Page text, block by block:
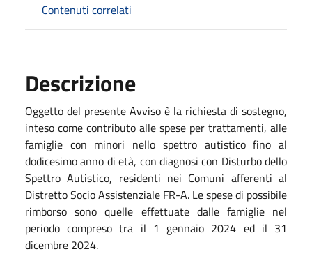
Contenuti correlati
Descrizione
Oggetto del presente Avviso è la richiesta di sostegno,
inteso come contributo alle spese per trattamenti, alle
famiglie con minori nello spettro autistico fino al
dodicesimo anno di età, con diagnosi con Disturbo dello
Spettro Autistico, residenti nei Comuni afferenti al
Distretto Socio Assistenziale FR-A. Le spese di possibile
rimborso sono quelle effettuate dalle famiglie nel
periodo compreso tra il 1 gennaio 2024 ed il 31
dicembre 2024.